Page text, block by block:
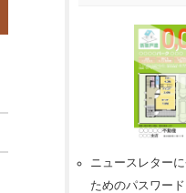
ニュースレター
ためのパスワー